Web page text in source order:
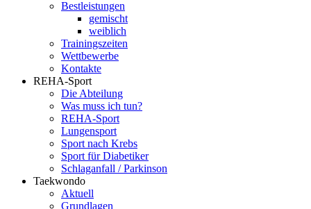
Bestleistungen
gemischt
weiblich
Trainingszeiten
Wettbewerbe
Kontakte
REHA-Sport
Die Abteilung
Was muss ich tun?
REHA-Sport
Lungensport
Sport nach Krebs
Sport für Diabetiker
Schlaganfall / Parkinson
Taekwondo
Aktuell
Grundlagen